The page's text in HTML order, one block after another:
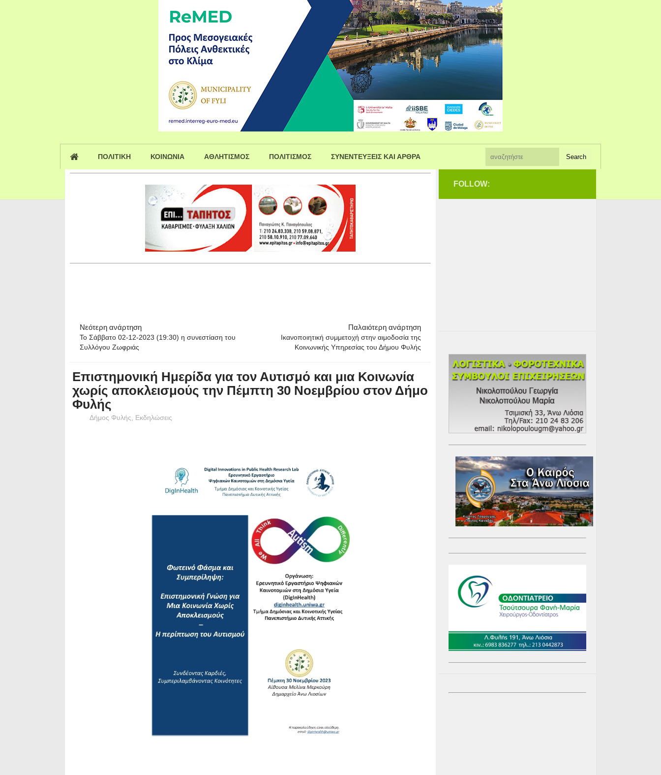
ΠΟΛΙΤΙΚΗ ΚΟΙΝΩΝΙΑ ΑΘΛΗΤΙΣΜΟΣ ΠΟΛΙΤΙΣΜΟΣ ΣΥΝΕΝΤΕΥΞΕΙΣ ΚΑΙ ΑΡΘΡΑ
Νεότερη ανάρτηση
Το Σάββατο 02-12-2023 (19:30) η συνεστίαση του
Συλλόγου Ζωφριάς
Παλαιότερη ανάρτηση
Ικανοποιητική συμμετοχή στην αιμοδοσία της
Κοινωνικής Υπηρεσίας του Δήμου Φυλής
Επιστημονική Ημερίδα για τον Αυτισμό και μια Κοινωνία
χωρίς αποκλεισμούς την Πέμπτη 30 Νοεμβρίου στον Δήμο
Φυλής
Δήμος Φυλής Εκδηλώσεις
FOLLOW: